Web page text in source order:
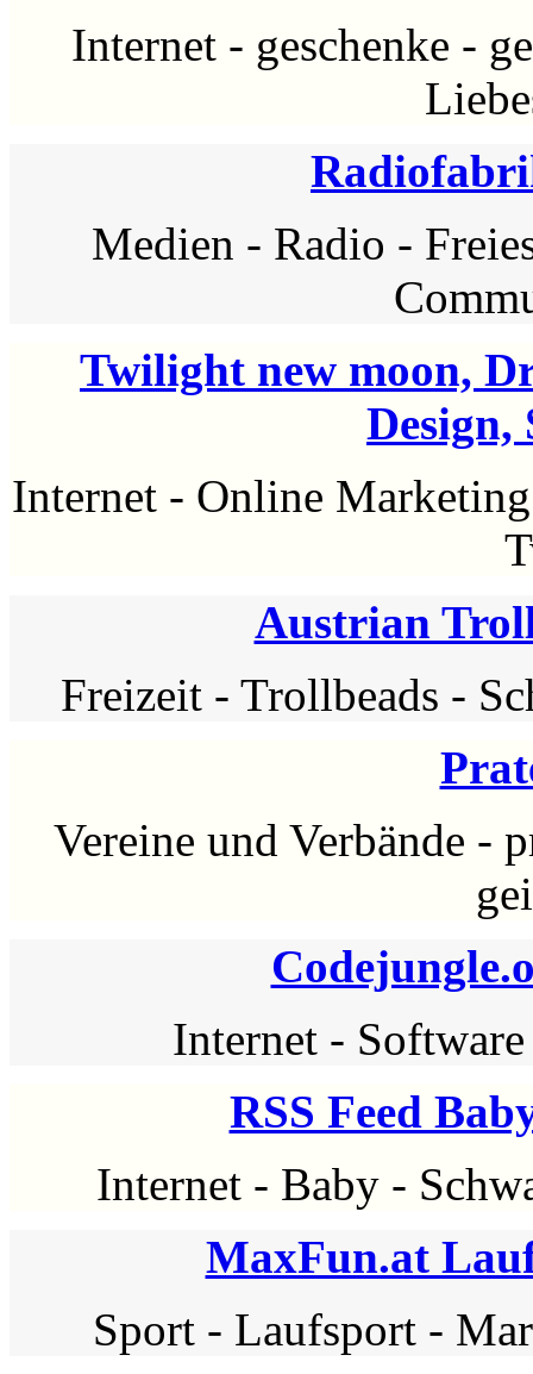
Internet- geschenke -
Medien - Radio -
Twilight new moon,
Design,
Internet- Online Marketing
Austrian
Freizeit- Trollbeads -
Vereine und Verbände -
Internet - Software
RSS Feed
Internet - Baby -
MaxFun.at
Sport- Laufsport-